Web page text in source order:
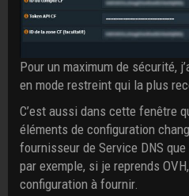
Pour un maximum de sécurité,
en mode restreint qui la plus
C’est aussi dans cette fenêtre
éléments de configuration
fournisseur de Service DNS
par exemple, si je reprends
configuration à fournir.